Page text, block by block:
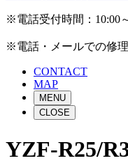
※電話受付時間：10:00
※電話・メールでの修
CONTACT
MAP
MENU
CLOSE
YZF-R25/